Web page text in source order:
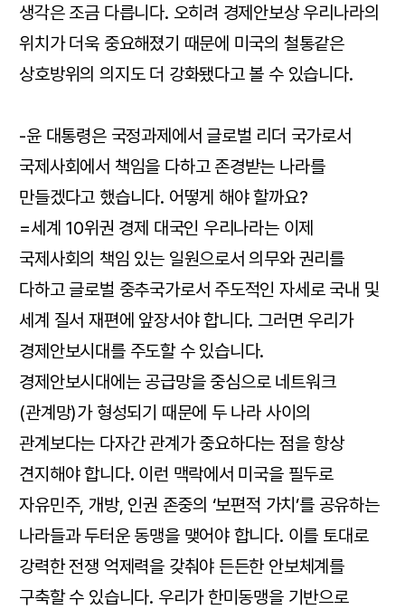
생각은 조금 다릅니다. 오히려 경제안보상 우리나라의
위치가 더욱 중요해졌기 때문에 미국의 철통같은
상호방위의 의지도 더 강화됐다고 볼 수 있습니다.
-윤 대통령은 국정과제에서 글로벌 리더 국가로서
국제사회에서 책임을 다하고 존경받는 나라를
만들겠다고 했습니다. 어떻게 해야 할까요?
=세계 10위권 경제 대국인 우리나라는 이제
국제사회의 책임 있는 일원으로서 의무와 권리를
다하고 글로벌 중추국가로서 주도적인 자세로 국내 및
세계 질서 재편에 앞장서야 합니다. 그러면 우리가
경제안보시대를 주도할 수 있습니다.
경제안보시대에는 공급망을 중심으로 네트워크
(관계망)가 형성되기 때문에 두 나라 사이의
관계보다는 다자간 관계가 중요하다는 점을 항상
견지해야 합니다. 이런 맥락에서 미국을 필두로
자유민주, 개방, 인권 존중의 ‘보편적 가치’를 공유하는
나라들과 두터운 동맹을 맺어야 합니다. 이를 토대로
강력한 전쟁 억제력을 갖춰야 든든한 안보체계를
구축할 수 있습니다. 우리가 한미동맹을 기반으로